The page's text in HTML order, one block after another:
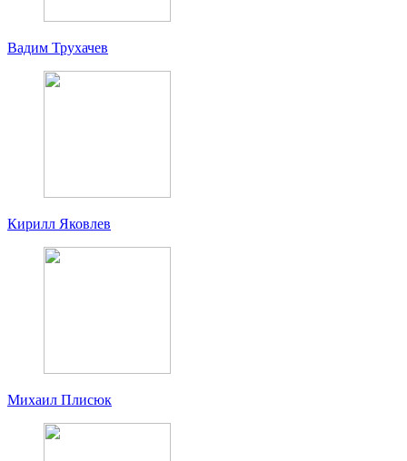
Вадим Трухачев
Кирилл Яковлев
Михаил Плисюк